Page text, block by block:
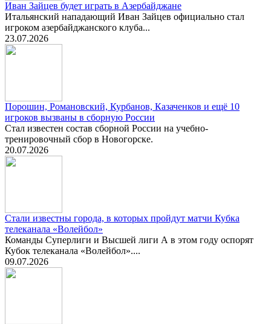
Иван Зайцев будет играть в Азербайджане
Итальянский нападающий Иван Зайцев официально стал
игроком азербайджанского клуба...
23.07.2026
Порошин, Романовский, Курбанов, Казаченков и ещё 10
игроков вызваны в сборную России
Стал известен состав сборной России на учебно-
тренировочный сбор в Новогорске.
20.07.2026
Стали известны города, в которых пройдут матчи Кубка
телеканала «Волейбол»
Команды Суперлиги и Высшей лиги А в этом году оспорят
Кубок телеканала «Волейбол»....
09.07.2026